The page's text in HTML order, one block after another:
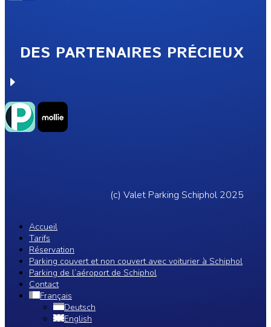
DES PARTENAIRES PRÉCIEUX
E
(c) Valet Parking Schiphol 2025
Accueil
Tarifs
Réservation
Parking couvert et non couvert avec voiturier à Schiphol
Parking de l’aéroport de Schiphol
Contact
Français
Deutsch
English